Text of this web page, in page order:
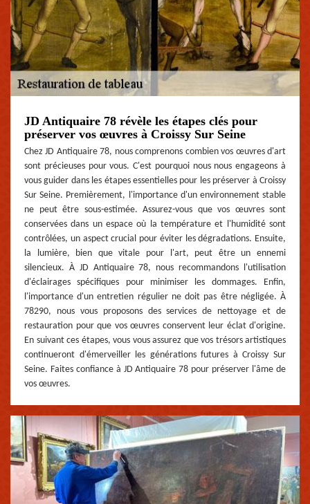
JD Antiquaire 78 révèle les étapes clés pour
préserver vos œuvres à Croissy Sur Seine
Chez JD Antiquaire 78, nous comprenons combien vos œuvres d'art
sont précieuses pour vous. C'est pourquoi nous nous engageons à
vous guider dans les étapes essentielles pour les préserver à Croissy
Sur Seine. Premièrement, l'importance d'un environnement stable
ne peut être sous-estimée. Assurez-vous que vos œuvres sont
conservées dans un espace où la température et l'humidité sont
contrôlées, un aspect crucial pour éviter les dégradations. Ensuite,
la lumière, bien que vitale pour l'art, peut être un ennemi
silencieux. À JD Antiquaire 78, nous recommandons l'utilisation
d'éclairages spécifiques pour minimiser les dommages. Enfin,
l'importance d'un entretien régulier ne doit pas être négligée. À
78290, nous vous proposons des services de nettoyage et de
restauration pour que vos œuvres conservent leur éclat d'origine.
En suivant ces étapes, vous vous assurez que vos trésors artistiques
continueront d'émerveiller les générations futures à Croissy Sur
Seine. Faites confiance à JD Antiquaire 78 pour préserver l'âme de
vos œuvres.